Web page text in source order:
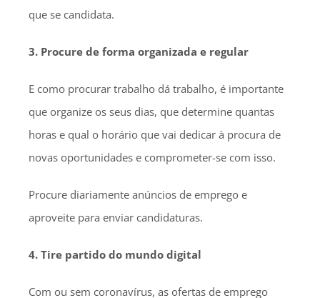
que se candidata.
3. Procure de forma organizada e regular
E como procurar trabalho dá trabalho, é importante
que organize os seus dias, que determine quantas
horas e qual o horário que vai dedicar à procura de
novas oportunidades e comprometer-se com isso.
Procure diariamente anúncios de emprego e
aproveite para enviar candidaturas.
4. Tire partido do mundo digital
Com ou sem coronavírus, as ofertas de emprego